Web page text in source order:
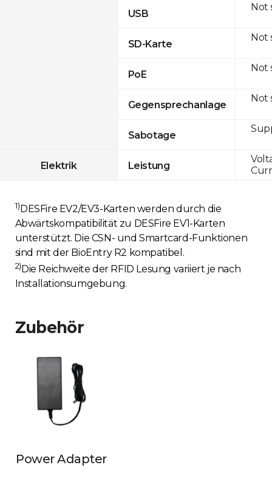
USB
SD-Karte
PoE
Gegensprechanlage
Sabotage
Elektrik Leistung
Not
Not
Not
Not
1)DESFire EV2/EV3-Karten werden durch die
Abwärtskompatibilität zu DESFire EV1-Karten
unterstützt. Die CSN- und Smartcard-Funktionen
sind mit der BioEntry R2 kompatibel.
2) Die Reichweite der RFID Lesung variiert je nach
Installationsumgebung.
Zubehör
Power Adapter